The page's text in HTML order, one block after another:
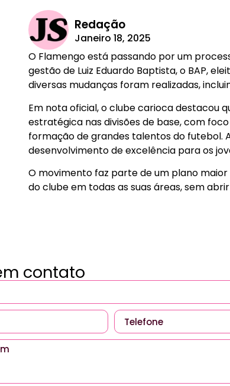
Redação
Janeiro 18, 2025
O Flamengo está passando por um
gestão de Luiz Eduardo Baptista, o BAP,
diversas mudanças foram realizadas,
Em nota oficial, o clube carioca destacou
estratégica nas divisões de base, com
formação de grandes talentos do futebol.
desenvolvimento de excelência para os
O movimento faz parte de um plano
do clube em todas as suas áreas, sem
contato